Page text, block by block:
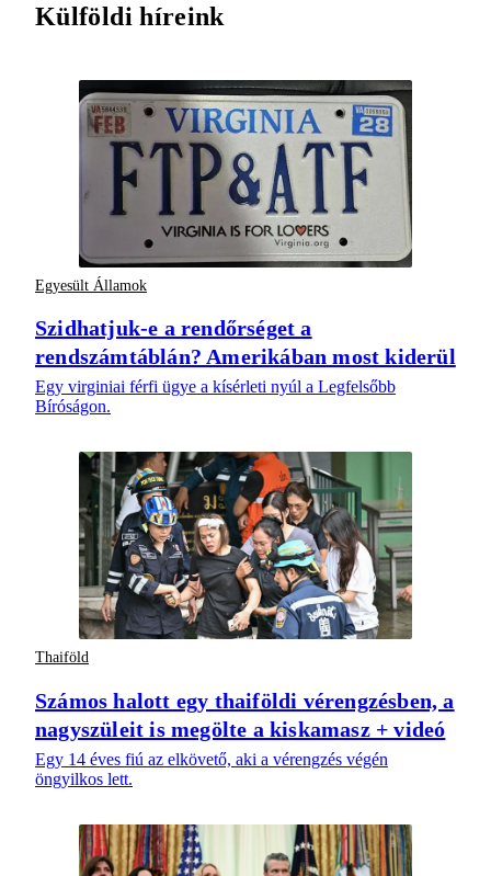
Külföldi híreink
Egyesült Államok
Szidhatjuk-e a rendőrséget a
rendszámtáblán? Amerikában most kiderül
Egy virginiai férfi ügye a kísérleti nyúl a Legfelsőbb
Bíróságon.
Thaiföld
Számos halott egy thaiföldi vérengzésben, a
nagyszüleit is megölte a kiskamasz + videó
Egy 14 éves fiú az elkövető, aki a vérengzés végén
öngyilkos lett.